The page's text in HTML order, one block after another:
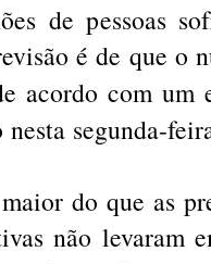
de pessoas
é de que o
acordo com um
segunda-
do que as
não levaram